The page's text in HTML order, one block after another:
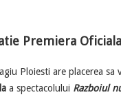
Premiera
Ploiesti are placerea sa
a spectacolului Razboiul